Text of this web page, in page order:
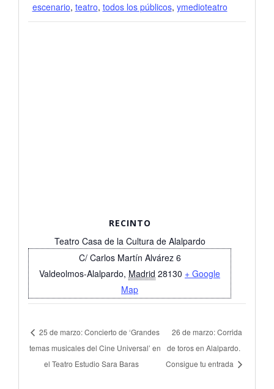
escenario, teatro, todos los públicos, ymedioteatro
RECINTO
Teatro Casa de la Cultura de Alalpardo
C/ Carlos Martín Alvárez 6
Valdeolmos-Alalpardo, Madrid 28130 + Google
Map
25 de marzo: Concierto de ‘Grandes
temas musicales del Cine Universal’ en
el Teatro Estudio Sara Baras
26 de marzo: Corrida
de toros en Alalpardo.
Consigue tu entrada